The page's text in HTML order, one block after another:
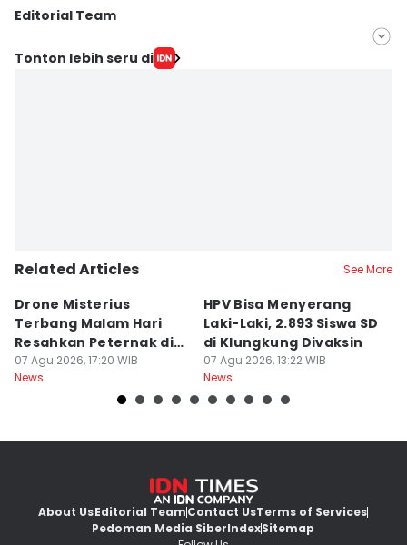
Editorial Team
Editor
Tonton lebih seru di
Related Articles See More
Drone Misterius
Terbang Malam Hari
Resahkan Peternak di
Marga Tabanan
07 Agu 2026, 17:20 WIB
News
HPV Bisa Menyerang
Laki-Laki, 2.893 Siswa SD
di Klungkung Divaksin
07 Agu 2026, 13:22 WIB
News
About UsEditorial TeamContact UsTerms of Services
Pedoman Media SiberIndexSitemap